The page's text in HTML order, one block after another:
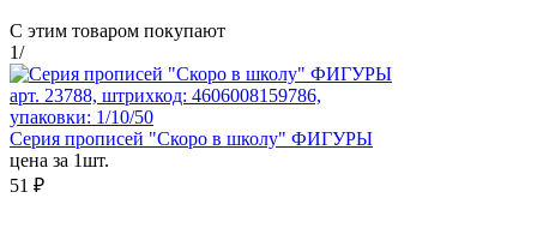
С этим товаром покупают
1/
арт. 23788, штрихкод: 4606008159786,
упаковки: 1/10/50
Серия прописей "Скоро в школу" ФИГУРЫ
цена за 1шт.
51 ₽